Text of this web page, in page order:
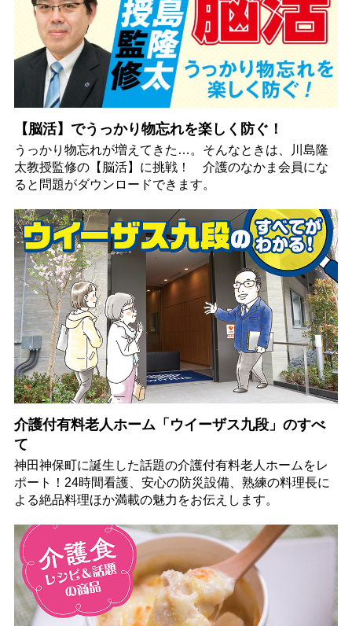
【脳活】でうっかり物忘れを楽しく防ぐ！
うっかり物忘れが増えてきた…。そんなときは、川島隆
太教授監修の【脳活】に挑戦！ 介護のなかま会員にな
ると問題がダウンロードできます。
介護付有料老人ホーム「ウイーザス九段」のすべ
て
神田神保町に誕生した話題の介護付有料老人ホームをレ
ポート！24時間看護、安心の防災設備、熟練の料理長に
よる絶品料理ほか満載の魅力をお伝えします。